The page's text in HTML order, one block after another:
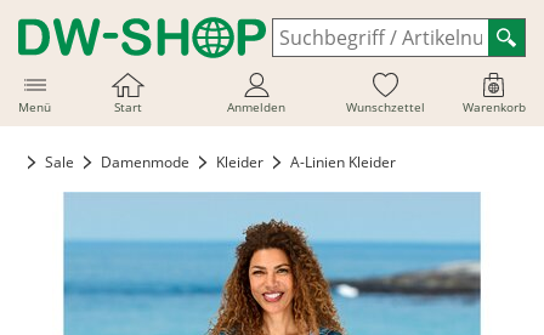
Menü Start Anmelden Wunschzettel Warenkorb
Sale Damenmode Kleider A-Linien Kleider